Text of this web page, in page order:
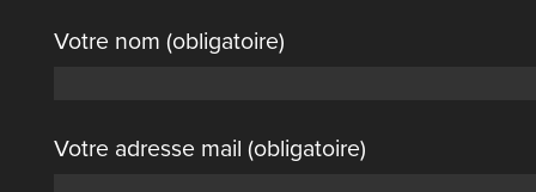
Votre nom (obligatoire)
Votre adresse mail (obligatoire)